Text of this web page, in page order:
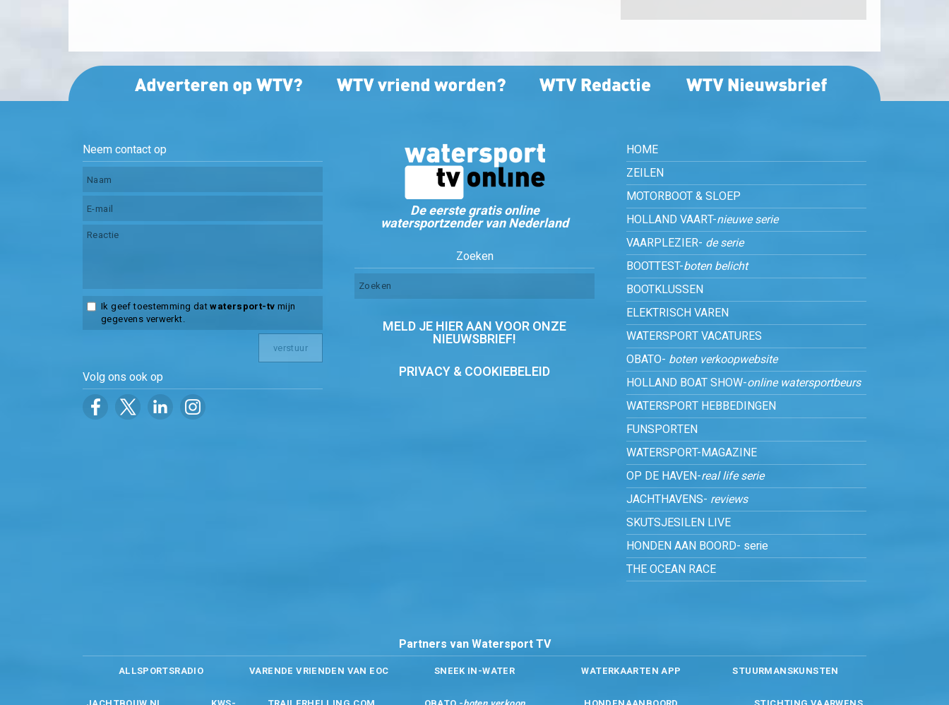
Neem contact op
Ik geef toestemming datwatersport-tv mijn
gegevens verwerkt.
Volg ons ook op
De eerste gratis online
watersportzender van Nederland
Zoeken
MELD JE HIER AAN VOOR ONZE
NIEUWSBRIEF!
PRIVACY & COOKIEBELEID
HOME
ZEILEN
MOTORBOOT & SLOEP
HOLLAND VAART-nieuwe serie
VAARPLEZIER- de serie
BOOTTEST-boten belicht
BOOTKLUSSEN
ELEKTRISCH VAREN
WATERSPORT VACATURES
OBATO- boten verkoopwebsite
HOLLAND BOAT SHOW-online watersportbeurs
WATERSPORT HEBBEDINGEN
FUNSPORTEN
WATERSPORT-MAGAZINE
OP DE HAVEN-real life serie
JACHTHAVENS- reviews
SKUTSJESILEN LIVE
HONDEN AAN BOORD- serie
THE OCEAN RACE
Partners van Watersport TV
ALLSPORTSRADIO VARENDE VRIENDEN VAN EOC SNEEK IN-WATER WATERKAARTEN APP STUURMANSKUNSTEN